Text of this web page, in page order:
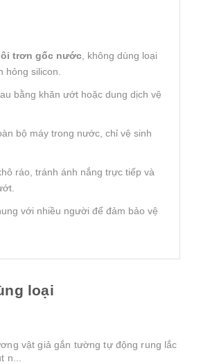
trơn gốc nước , không dùng loại
hỏng silicon.
bằng khăn ướt hoặc dung dịch vệ
bộ máy trong nước, chỉ vệ sinh
ráo, tránh ánh nắng trực tiếp và
với nhiều người để đảm bảo vệ
loại
vật giả gắn tường tự động rung lắc
n...